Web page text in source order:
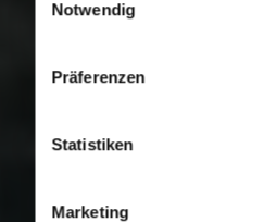
Nutzung der Dienste
Notwendig
Präferenzen
Statistiken
Marketing